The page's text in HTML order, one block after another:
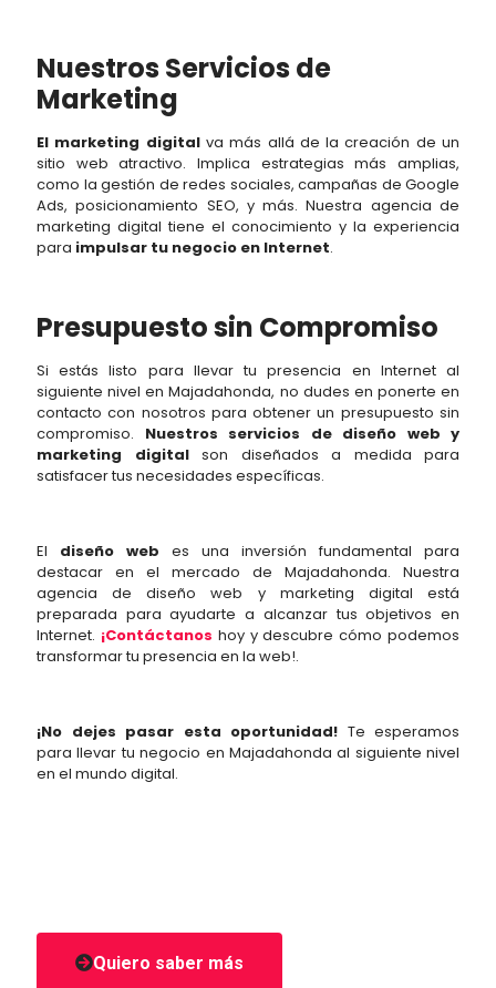
Nuestros Servicios de
Marketing
El marketing digitalva más allá de la creación de un
sitio web atractivo. Implica estrategias más amplias,
como la gestión de redes sociales, campañas de Google
Ads, posicionamiento SEO, y más. Nuestra agencia de
marketing digital tiene el conocimiento y la experiencia
para impulsar tu negocio en Internet.
Presupuesto sin Compromiso
Si estás listo para llevar tu presencia en Internet al
siguiente nivel en Majadahonda, no dudes en ponerte en
contacto con nosotros para obtener un presupuesto sin
compromiso. Nuestros servicios de diseño web y
marketing digitalson diseñados a medida para
satisfacer tus necesidades específicas.
El diseño web es una inversión fundamental para
destacar en el mercado de Majadahonda. Nuestra
agencia de diseño web y marketing digital está
preparada para ayudarte a alcanzar tus objetivos en
Internet. ¡Contáctanos hoy y descubre cómo podemos
transformar tu presencia en la web!.
¡No dejes pasar esta oportunidad! Te esperamos
para llevar tu negocio en Majadahonda al siguiente nivel
en el mundo digital.
Quiero saber más